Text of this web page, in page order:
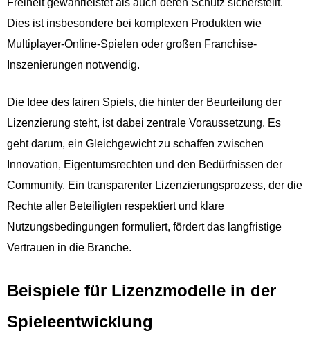
Freiheit gewährleistet als auch deren Schutz sicherstellt.
Dies ist insbesondere bei komplexen Produkten wie
Multiplayer-Online-Spielen oder großen Franchise-
Inszenierungen notwendig.
Die Idee des fairen Spiels, die hinter der Beurteilung der
Lizenzierung steht, ist dabei zentrale Voraussetzung. Es
geht darum, ein Gleichgewicht zu schaffen zwischen
Innovation, Eigentumsrechten und den Bedürfnissen der
Community. Ein transparenter Lizenzierungsprozess, der die
Rechte aller Beteiligten respektiert und klare
Nutzungsbedingungen formuliert, fördert das langfristige
Vertrauen in die Branche.
Beispiele für Lizenzmodelle in der
Spieleentwicklung